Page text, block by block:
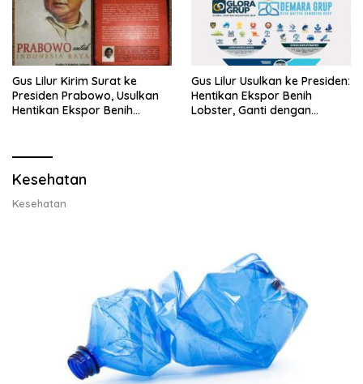
Gus Lilur Kirim Surat ke
Presiden Prabowo, Usulkan
Hentikan Ekspor Benih
Gus Lilur Usulkan ke Presiden:
Hentikan Ekspor Benih
Lobster, Ganti dengan
Kesehatan
Kesehatan